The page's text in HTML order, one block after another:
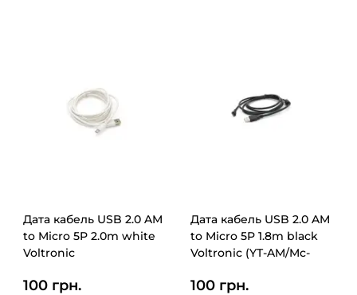
Дата кабель USB 2.0 AM
to Micro 5P 2.0m white
Voltronic
100 грн.
Дата кабель USB 2.0 AM
to Micro 5P 1.8m black
Voltronic (YT-AM/Mc-
100 грн.